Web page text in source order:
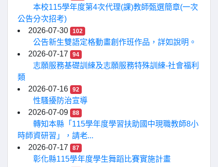
本校115學年度第4次代理(課)教師甄選簡章(一次
公告分次招考)
2026-07-30
102
公告新生雙語定格動畫創作班作品，詳如說明。
2026-07-17
94
志願服務基礎訓練及志願服務特殊訓練-社會福利
類
2026-07-16
92
性騷擾防治宣導
2026-07-09
88
轉知本縣「115學年度學習扶助國中現職教師8小
時師資研習」，請老...
2026-07-17
87
彰化縣115學年度學生舞蹈比賽實施計畫